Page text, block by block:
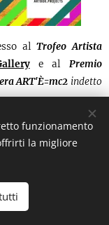
alTrofeo Artista
e al Premio
ART'È=mc2 indetto
funzionamento
la migliore